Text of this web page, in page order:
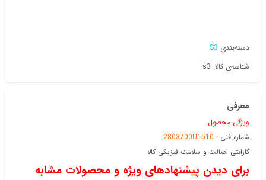
دسته‌بندی S3
شناسه‌ی کالا: s3
معرفی
ویژگی محصول
شماره فنی : 2803700U1510
گارانتی اصالت و سلامت فیزیکی کالا
برای دیدن پیشنهادهای ویژه و محصولات مشابه